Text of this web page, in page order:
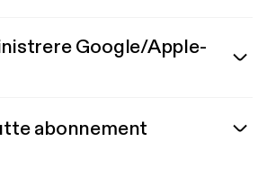
Google/Apple-
abonnement